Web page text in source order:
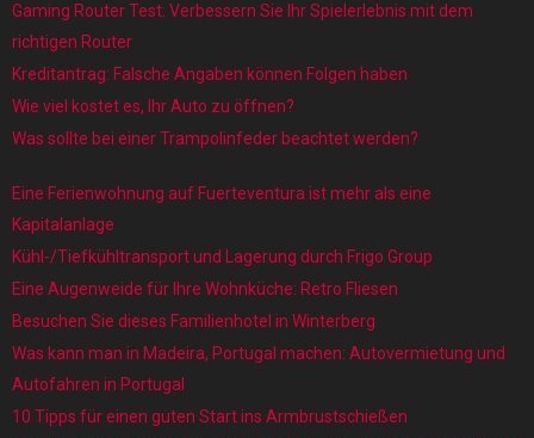
Gaming Router Test: Verbessern Sie Ihr Spielerlebnis mit dem
richtigen Router
Kreditantrag: Falsche Angaben können Folgen haben
Wie viel kostet es, Ihr Auto zu öffnen?
Was sollte bei einer Trampolinfeder beachtet werden?
Eine Ferienwohnung auf Fuerteventura ist mehr als eine
Kapitalanlage
Kühl-/Tiefkühltransport und Lagerung durch Frigo Group
Eine Augenweide für Ihre Wohnküche: Retro Fliesen
Besuchen Sie dieses Familienhotel in Winterberg
Was kann man in Madeira, Portugal machen: Autovermietung und
Autofahren in Portugal
10 Tipps für einen guten Start ins Armbrustschießen